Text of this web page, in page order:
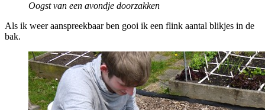
Oogst van een avondje doorzakken
Als ik weer aanspreekbaar ben gooi ik een flink aantal blikjes in de
bak.